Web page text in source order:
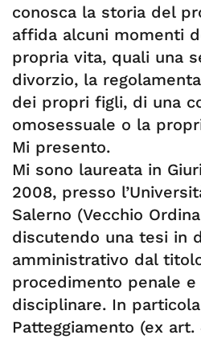
conosca la storia del
affida alcuni momenti
propria vita, quali una
divorzio, la
dei propri figli, di una
omosessuale o la
Mi presento.
Mi sono laureata in
2008, presso
Salerno (Vecchio
discutendo una tesi in
amministrativo dal
procedimento penale
disciplinare. In
Patteggiamento (ex art.